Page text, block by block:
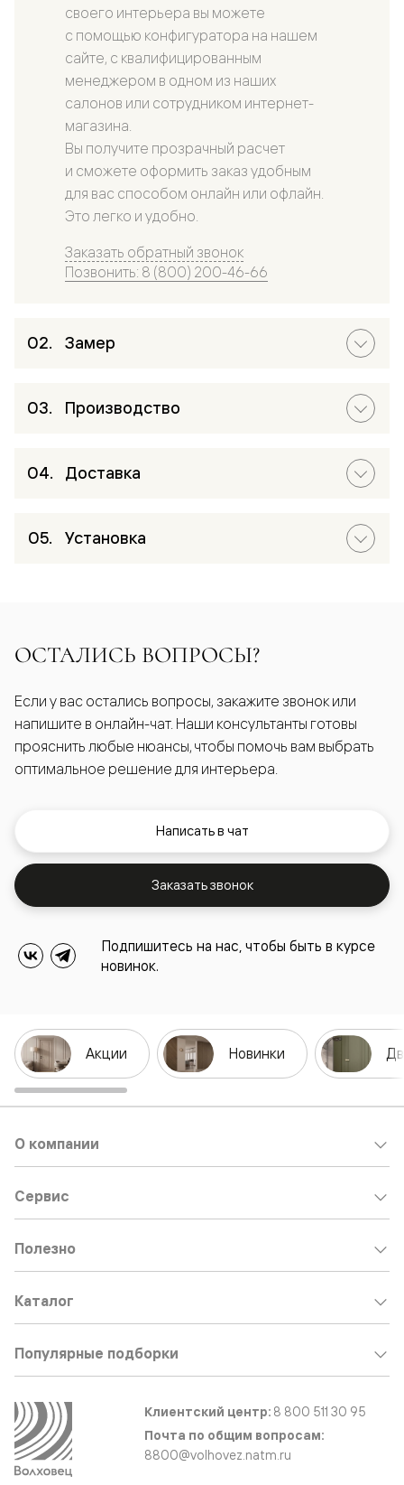
своего интерьера вы можете
с помощью конфигуратора на нашем
сайте, с квалифицированным
менеджером в одном из наших
салонов или сотрудником интернет-
магазина.
Вы получите прозрачный расчет
и сможете оформить заказ удобным
для вас способом онлайн или офлайн.
Это легко и удобно.
Заказать обратный звонок
Позвонить: 8 (800) 200-46-66
Замер
Производство
Доставка
Установка
ОСТАЛИСЬ ВОПРОСЫ?
Если у вас остались вопросы, закажите звонок или
напишите в онлайн-чат. Наши консультанты готовы
прояснить любые нюансы, чтобы помочь вам выбрать
оптимальное решение для интерьера.
Написать в чат
Заказать звонок
Подпишитесь на нас, чтобы быть в курсе
новинок.
Акции Новинки
О компании
Сервис
Полезно
Каталог
Популярные подборки
Клиентский центр: 8 800 511 30 95
Почта по общим вопросам:
8800@volhovez.natm.ru